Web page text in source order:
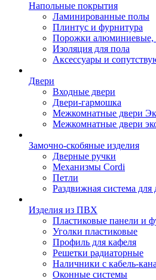
Напольные покрытия
Ламинированные полы
Плинтус и фурнитура
Порожки алюминиевые,
Изоляция для пола
Аксессуары и
Двери
Входные двери
Двери-гармошка
Межкомнатные двери
Межкомнатные двери
Замочно-скобяные изделия
Дверные ручки
Механизмы Cordi
Петли
Раздвижная система для
Изделия из ПВХ
Пластиковые панели и
Уголки пластиковые
Профиль для кафеля
Решетки радиаторные
Наличники с кабель-
Оконные системы